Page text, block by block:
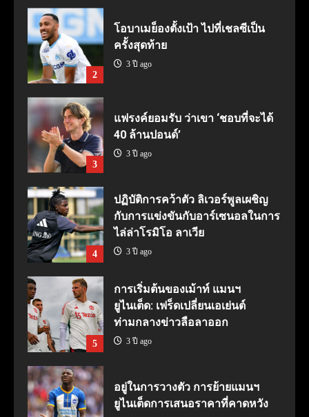
2
โอบาเมย็องตั้งเป้า ไปที่เชลซีเป็น
ครั้งสุดท้าย
3 ปี ago
3
แฟรงค์ยอมรับ ว่าเขา ‘ชอบที่จะได้
40 ล้านปอนด์’
3 ปี ago
4
ปฏิบัติการคว้าตัว ลิเวอร์พูลเผชิญ
กับการแข่งขันกับอาร์เซนอลในการ
ไล่ล่าโรมิโอ ลาเวีย
3 ปี ago
5
การเริ่มต้นของเม้าท์ แมนฯ
ยูไนเต็ด: เฟร็ดเปลี่ยนเอเย่นต์
ท่ามกลางข่าวลือลาออก
3 ปี ago
อยู่ในการวางตัว การย้ายแมนฯ
ยูไนเต็ดการเสนอราคาที่คาดหวัง